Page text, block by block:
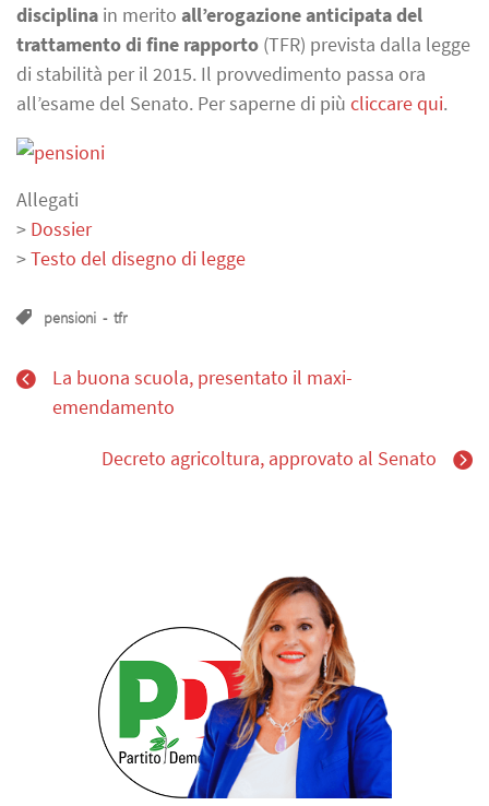
disciplina in merito all’erogazione anticipata del
trattamento di fine rapporto (TFR) prevista dalla legge
di stabilità per il 2015. Il provvedimento passa ora
all’esame del Senato. Per saperne di più cliccare qui.
Allegati
> Dossier
>Testo del disegno di legge
pensioni - tfr
La buona scuola, presentato il maxi-
emendamento
Decreto agricoltura, approvato al Senato